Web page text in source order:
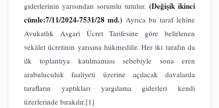
giderlerinin yarısından sorumlu tutulur. (Değişik ikinci
cümle:7/11/2024-7531/28 md.) Ayrıca bu taraf lehine
Avukatlık Asgari Ücret Tarifesine göre belirlenen
vekâlet ücretinin yarısına hükmedilir. Her iki tarafın da
ilk toplantıya katılmaması sebebiyle sona eren
arabuluculuk faaliyeti üzerine açılacak davalarda
tarafların yaptıkları yargılama giderleri kendi
üzerlerinde bırakılır.[1]